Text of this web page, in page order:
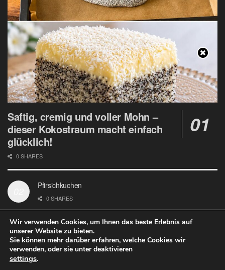
Saftig, cremig und voller Mohn –
dieser Kokostraum macht einfach
glücklich!
0 SHARES
Pfirsichkuchen
0 SHARES
Datenschutz Google Analytics und Cookie Dateien
Wir verwenden Cookies, um Ihnen das beste Erlebnis auf
unserer Website zu bieten.
Sie können mehr darüber erfahren, welche Cookies wir
verwenden, oder sie unter deaktivieren
settings.